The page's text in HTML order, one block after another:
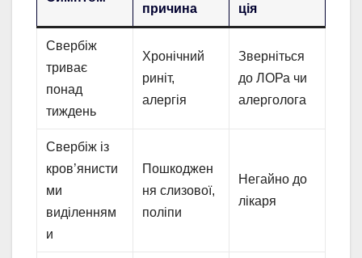
причина
ція
Свербіж
триває
понад
тиждень
Хронічний
риніт,
алергія
Зверніться
до ЛОРа чи
алерголога
Свербіж із
кров’янисти
ми
виділенням
и
Пошкоджен
ня слизової,
поліпи
Негайно до
лікаря